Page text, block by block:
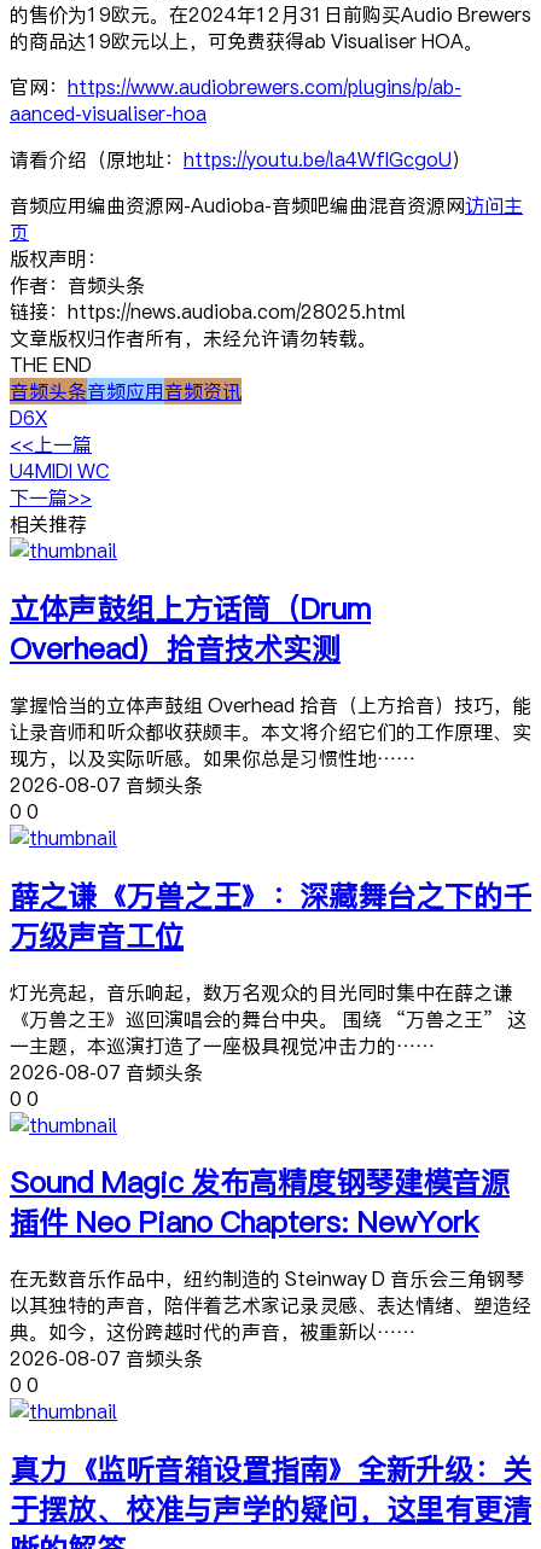
的售价为19欧元。在2024年12月31日前购买Audio Brewers
的商品达19欧元以上，可免费获得ab Visualiser HOA。
官网： https://www.audiobrewers.com/plugins/p/ab-
aanced-visualiser-hoa
请看介绍（原地址： https://youtu.be/la4WfIGcgoU）
音频应用编曲资源网-Audioba-音频吧编曲混音资源网访问主
页
版权声明：
作者：音频头条
链接：https://news.audioba.com/28025.html
文章版权归作者所有，未经允许请勿转载。
THE END
音频头条音频应用音频资讯
D6X
<<上一篇
U4MIDI WC
下一篇>>
相关推荐
立体声鼓组上方话筒（Drum
Overhead）拾音技术实测
掌握恰当的立体声鼓组 Overhead 拾音（上方拾音）技巧，能
让录音师和听众都收获颇丰。本文将介绍它们的工作原理、实
现方，以及实际听感。如果你总是习惯性地……
2026-08-07 音频头条
0 0
薛之谦《万兽之王》：深藏舞台之下的千
万级声音工位
灯光亮起，音乐响起，数万名观众的目光同时集中在薛之谦
《万兽之王》巡回演唱会的舞台中央。 围绕 “万兽之王” 这
一主题，本巡演打造了一座极具视觉冲击力的……
2026-08-07 音频头条
0 0
Sound Magic 发布高精度钢琴建模音源
插件 Neo Piano Chapters: NewYork
在无数音乐作品中，纽约制造的 Steinway D 音乐会三角钢琴
以其独特的声音，陪伴着艺术家记录灵感、表达情绪、塑造经
典。如今，这份跨越时代的声音，被重新以……
2026-08-07 音频头条
0 0
真力《监听音箱设置指南》全新升级：关
于摆放、校准与声学的疑问，这里有更清